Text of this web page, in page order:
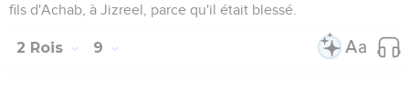
fils d'Achab, à Jizreel, parce qu'il était blessé.
2 Rois 9